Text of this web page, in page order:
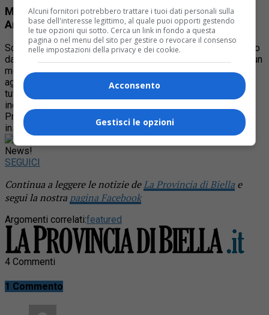
Mongrando ha ricordato la guardia giurata
Antonino Rinaldo
Scrive Elena Chiorino, consigliere regionale: “Come ogni anno
dall’istituzione di questa giornata, la comunità si ritrova per un
momento di ricordo e di monito insieme alla famiglia. Grazie
agli uomini ed alle donne che lavorano alla sicurezza ed alla
tutela dei nostri beni, spesso mettendo a rischio la propria
incolumità, ed alle loro famiglie”.
Presente Mara, la figlia di Rinaldo Antonino, come ogni anno
insieme alla madre Adriana.
News!
SEGUICI
Continua a leggere le notizie deLa Provincia di Biella e
segui la nostra pagina Facebook
Argomenti correlati:featured
4 Commenti
1 Commento
Alcuni fornitori potrebbero trattare i tuoi dati personali sulla
base dell'interesse legittimo, al quale puoi opporti gestendo
le tue opzioni qui sotto. Cerca un link in fondo a questa
pagina o nel menu del sito per gestire o revocare il consenso
nelle impostazioni della privacy e dei cookie.
Acconsento
Gestisci le opzioni